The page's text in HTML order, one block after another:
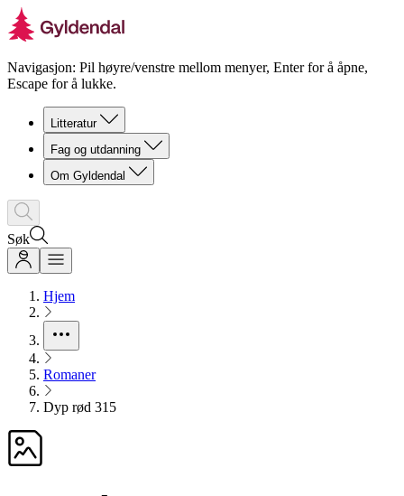
Navigasjon: Pil høyre/venstre mellom menyer, Enter for å åpne,
Escape for å lukke.
Litteratur
Fag og utdanning
Om Gyldendal
Søk
Hjem
Romaner
Dyp rød 315